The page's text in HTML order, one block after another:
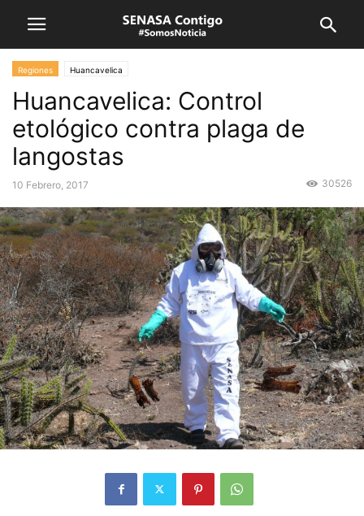
Regiones Huancavelica
Huancavelica: Control
etológico contra plaga de
langostas
10 Febrero, 2017 30526